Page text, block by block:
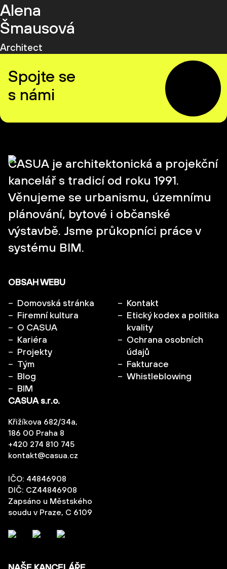
Alena
Šmausová
Architect
Spojte se
s námi
CASUA je architektonická a projekční
kancelář s tradicí od roku 1991.
Věnujeme se urbanismu, územnímu
plánování, bytové i občanské
výstavbě. Jsme průkopníci práce v
systému BIM.
CASUA s.r.o.
Křižíkova 682/34a,
186 00 Praha 8
+420 274 810 745
kontakt@casua.cz
IČO: 44846908
DIČ: CZ44846908
Zapsáno u Městského
soudu v Praze, C 6109
OBSAH WEBU
Domovská stránka
Firemní kultura
O CASUA
Kariéra
Projekty
Tým
Blog
BIM
Kontakt
Etický kodex a politika
kvality
Ochrana osobních
údajů
Fakturace
Whistleblowing